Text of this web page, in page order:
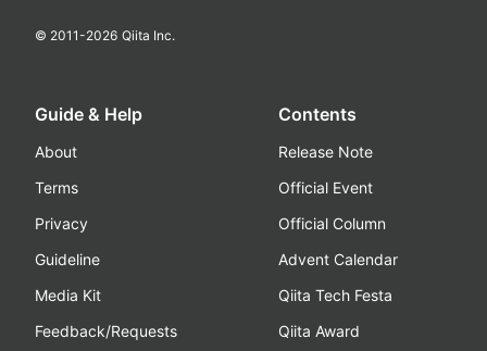
© 2011-2026 Qiita Inc.
Guide & Help
About
Terms
Privacy
Guideline
Media Kit
Feedback/Requests
Contents
Release Note
Official Event
Official Column
Advent Calendar
Qiita Tech Festa
Qiita Award